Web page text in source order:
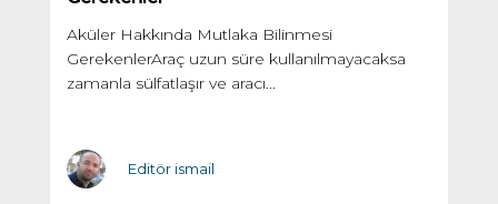
Aküler Hakkında Mutlaka Bilinmesi
GerekenlerAraç uzun süre kullanılmayacaksa
zamanla sülfatlaşır ve aracı...
Editör ismail